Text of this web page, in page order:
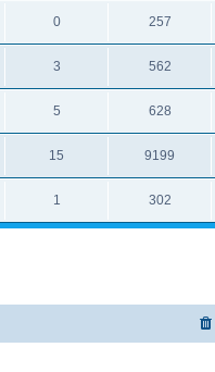
0 257
3 562
5 628
15 9199
1 302